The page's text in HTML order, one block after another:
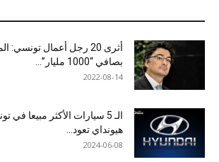
أثرى 20 رجل أعمال
بصافي “1000 مليار”...
2022-08-14
هيونداي تعود...
2024-06-08